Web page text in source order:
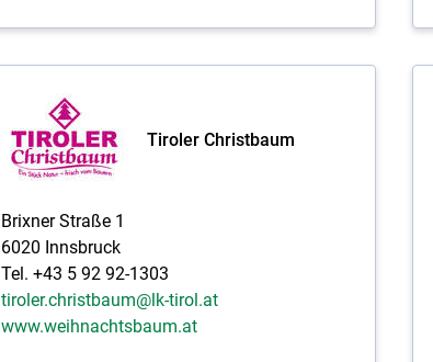
Tiroler Christbaum
Brixner Straße 1
6020 Innsbruck
Tel. +43 5 92 92-1303
tiroler.christbaum@lk-tirol.at
www.weihnachtsbaum.at